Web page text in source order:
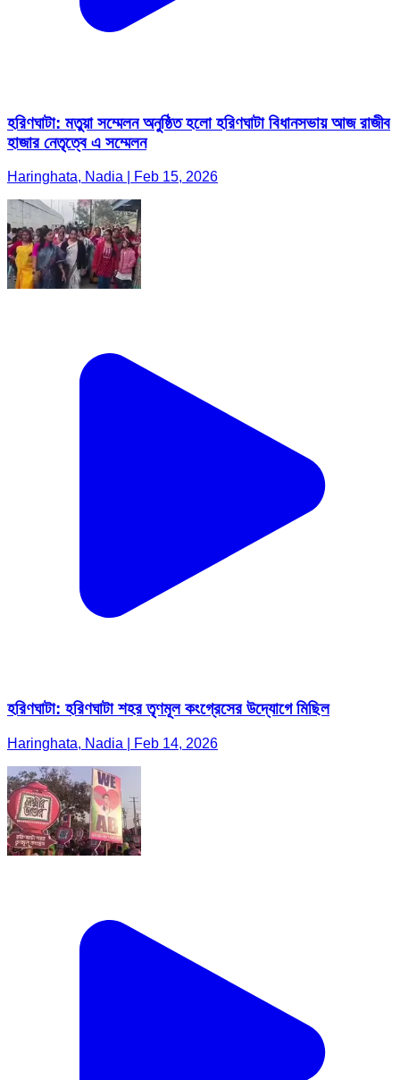
হরিণঘাটা: মতুয়া সম্মেলন অনুষ্ঠিত হলো হরিণঘাটা বিধানসভায় আজ রাজীব
হাজার নেতৃত্বে এ সম্মেলন
Haringhata, Nadia | Feb 15, 2026
হরিণঘাটা: হরিণঘাটা শহর তৃণমূল কংগ্রেসের উদ্যোগে মিছিল
Haringhata, Nadia | Feb 14, 2026